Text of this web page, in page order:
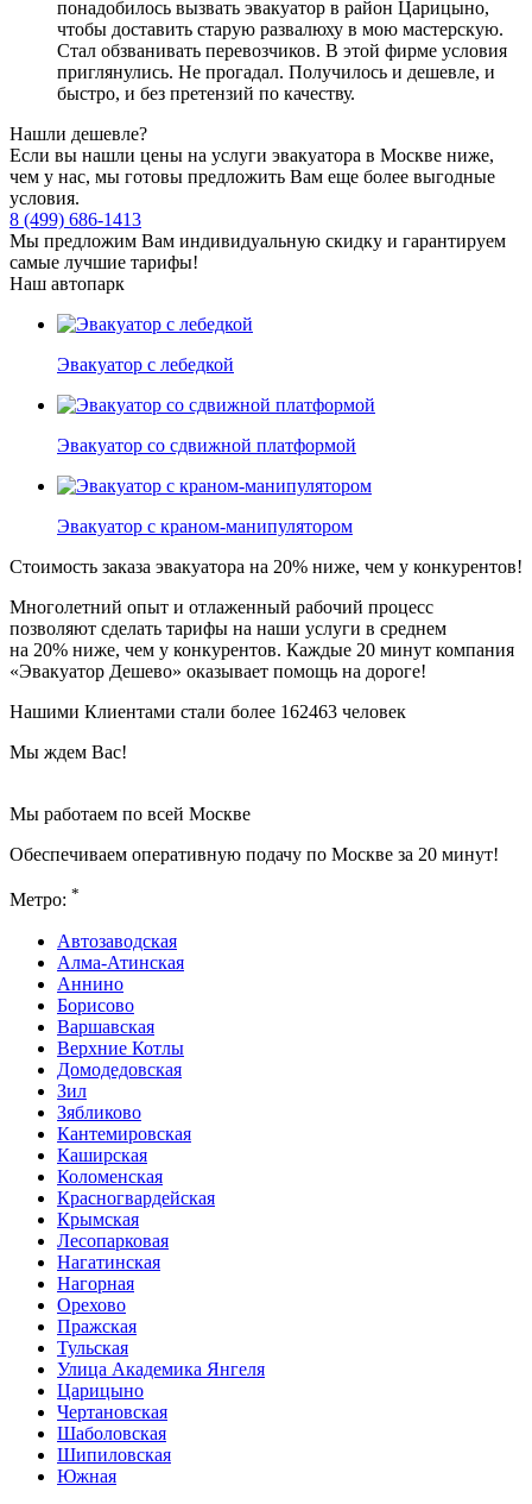
понадобилось вызвать эвакуатор в район Царицыно,
чтобы доставить старую развалюху в мою мастерскую.
Стал обзванивать перевозчиков. В этой фирме условия
приглянулись. Не прогадал. Получилось и дешевле, и
быстро, и без претензий по качеству.
Нашли дешевле?
Если вы нашли цены на услуги эвакуатора в Москве ниже,
чем у нас, мы готовы предложить Вам еще более выгодные
условия.
8 (499) 686-1413
Мы предложим Вам индивидуальную скидку и гарантируем
самые лучшие тарифы!
Наш автопарк
Эвакуатор с лебедкой
Эвакуатор со сдвижной платформой
Эвакуатор с краном-манипулятором
Стоимость заказа эвакуатора на 20% ниже, чем у конкурентов!
Многолетний опыт и отлаженный рабочий процесс
позволяют сделать тарифы на наши услуги в среднем
на 20% ниже, чем у конкурентов. Каждые 20 минут компания
«Эвакуатор Дешево» оказывает помощь на дороге!
Нашими Клиентами стали более 162463 человек
Мы ждем Вас!
Мы работаем по всей Москве
Обеспечиваем оперативную подачу по Москве за 20 минут!
Метро: *
Автозаводская
Алма-Атинская
Аннино
Борисово
Варшавская
Верхние Котлы
Домодедовская
Зил
Зябликово
Кантемировская
Каширская
Коломенская
Красногвардейская
Крымская
Лесопарковая
Нагатинская
Нагорная
Орехово
Пражская
Тульская
Улица Академика Янгеля
Царицыно
Чертановская
Шаболовская
Шипиловская
Южная